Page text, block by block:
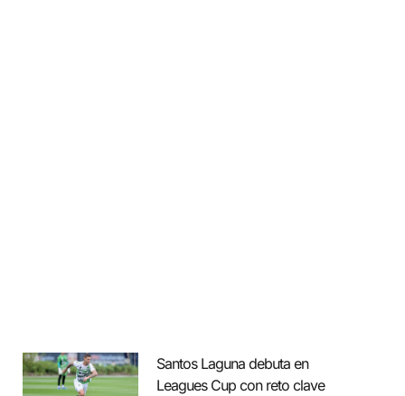
Santos Laguna debuta en
Leagues Cup con reto clave